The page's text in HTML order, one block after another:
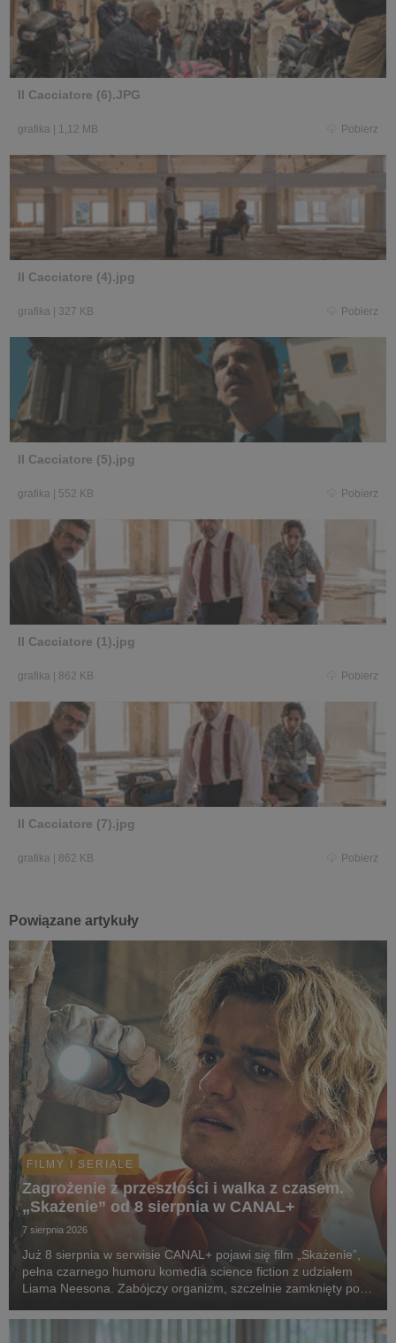
Il Cacciatore (6).JPG
grafika 1,12 MB Pobierz
Il Cacciatore (4).jpg
grafika 327 KB Pobierz
Il Cacciatore (5).jpg
grafika 552 KB Pobierz
Il Cacciatore (1).jpg
grafika 862 KB Pobierz
Il Cacciatore (7).jpg
grafika 862 KB Pobierz
Powiązane artykuły
FILMY I SERIALE
Zagrożenie z przeszłości i walka z czasem.
„Skażenie” od 8 sierpnia w CANAL+
7 sierpnia 2026
Już 8 sierpnia w serwisie CANAL+ pojawi się film „Skażenie”,
pełna czarnego humoru komedia science fiction z udziałem
Liama Neesona. Zabójczy organizm, szczelnie zamknięty pod
nadzieją ludzkości staje się dwoje spóźni...